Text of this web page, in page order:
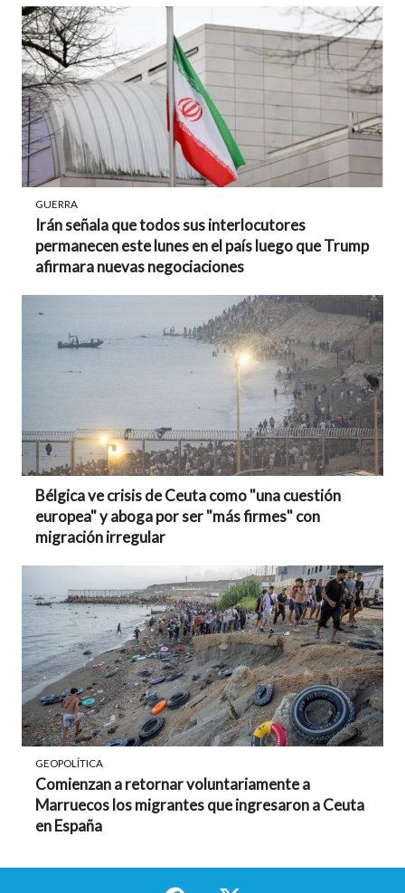
GUERRA
Irán señala que todos sus interlocutores
permanecen este lunes en el país luego que Trump
afirmara nuevas negociaciones
Bélgica ve crisis de Ceuta como "una cuestión
europea" y aboga por ser "más firmes" con
migración irregular
GEOPOLÍTICA
Comienzan a retornar voluntariamente a
Marruecos los migrantes que ingresaron a Ceuta
en España